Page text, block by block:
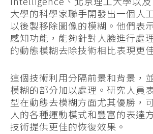
大學的科學家聯手開發出一個人
以後製移除圖像的模糊。他們表
感知功能，能夠針對人臉進行處
的動態模糊去除技術相比表現更
這個技術利用分隔前景和背景，
模糊的部分加以處理。研究人員
型在動態去模糊方面尤其優勝，
人的各種運動模式和豐富的表達
技術提供更佳的恢復效果。